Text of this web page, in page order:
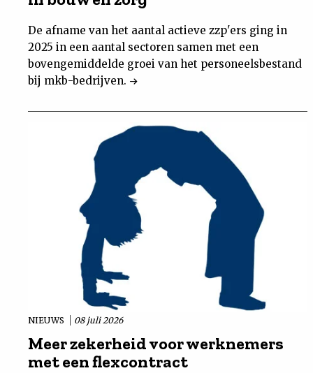
De afname van het aantal actieve zzp'ers ging in
2025 in een aantal sectoren samen met een
bovengemiddelde groei van het personeelsbestand
bij mkb-bedrijven.
NIEUWS 08 juli 2026
Meer zekerheid voor werknemers
met een flexcontract